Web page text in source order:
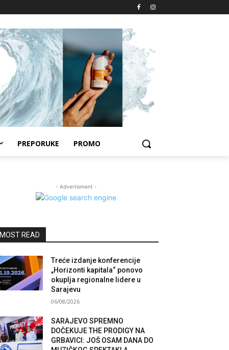
PREPORUKE PROMO
- Advertisment -
MOST READ
Treće izdanje konferencije
„Horizonti kapitala“ ponovo
okuplja regionalne lidere u
Sarajevu
06/08/2026
SARAJEVO SPREMNO
DOČEKUJE THE PRODIGY NA
GRBAVICI: JOŠ OSAM DANA DO